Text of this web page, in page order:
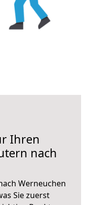
Ihren
nach
Werneuchen
Sie zuerst